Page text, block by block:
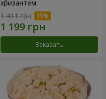
хризантем
1 411 грн
Заказать